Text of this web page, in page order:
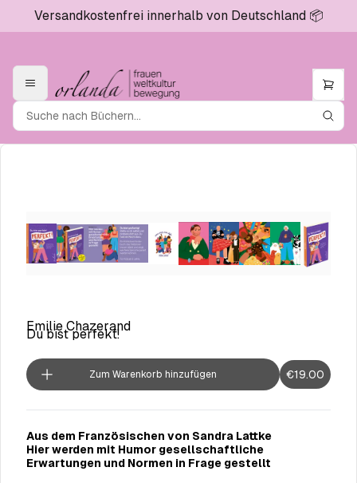
Versandkostenfrei innerhalb von Deutschland 📦
Emilie Chazerand
Du bist perfekt!
Zum Warenkorb hinzufügen €19.00
Aus dem Französischen von Sandra Lattke
Hier werden mit Humor gesellschaftliche
Erwartungen und Normen in Frage gestellt